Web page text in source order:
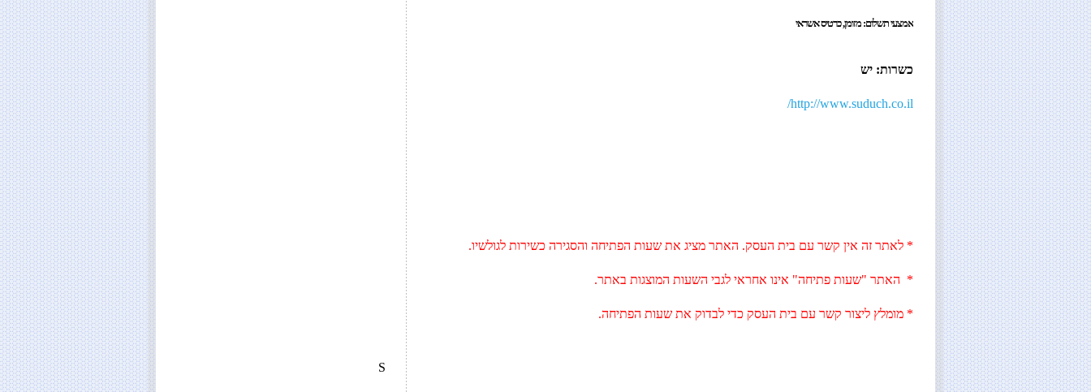
אמצעי תשלום: מזומן, כרטיס אשראי
כשרות: יש
http://www.suduch.co.il/
* לאתר זה אין קשר עם בית העסק. האתר מציג את שעות הפתיחה והסגירה כשירות לגולשיו.
* האתר "שעות פתיחה" אינו אחראי לגבי השעות המוצגות באתר.
* מומלץ ליצור קשר עם בית העסק כדי לבדוק את שעות הפתיחה.
S